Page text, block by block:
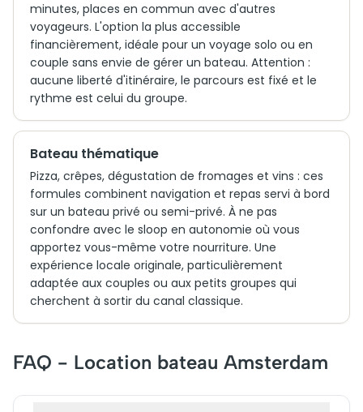
minutes, places en commun avec d'autres
voyageurs. L'option la plus accessible
financièrement, idéale pour un voyage solo ou en
couple sans envie de gérer un bateau. Attention :
aucune liberté d'itinéraire, le parcours est fixé et le
rythme est celui du groupe.
Bateau thématique
Pizza, crêpes, dégustation de fromages et vins : ces
formules combinent navigation et repas servi à bord
sur un bateau privé ou semi-privé. À ne pas
confondre avec le sloop en autonomie où vous
apportez vous-même votre nourriture. Une
expérience locale originale, particulièrement
adaptée aux couples ou aux petits groupes qui
cherchent à sortir du canal classique.
FAQ - Location bateau Amsterdam